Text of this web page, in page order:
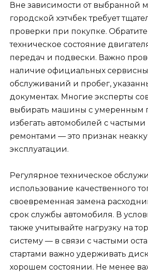
Вне зависимости от выбранной
городской хэтчбек требует
проверки при покупке.
техническое состояние
передач и подвески. Важно
наличие официальных
обслуживаний и пробег,
документах. Многие эксперты
выбирать машины с умеренным
избегать автомобилей с
ремонтами — это признак
эксплуатации.
Регулярное техническое
использование качественного
своевременная замена
срок службы автомобиля. В
также учитывайте нагрузку на
систему — в связи с частыми
стартами важно удерживать
хорошем состоянии. Не менее